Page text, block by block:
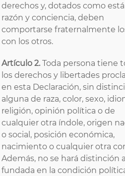
derechos y, dotados como
razón y conciencia, deben
comportarse fraternalmente
con los otros.
Artículo 2. Toda persona tiene
los derechos y libertades
en esta Declaración, sin
alguna de raza, color, sexo,
religión, opinión política o de
cualquier otra índole, origen
o social, posición económica,
nacimiento o cualquier otra
Además, no se hará distinción
fundada en la condición